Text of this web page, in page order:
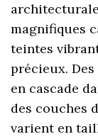
magnifiques
teintes
précieux.
en cascade
des couches
varient en